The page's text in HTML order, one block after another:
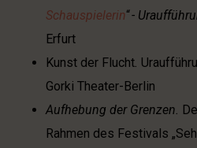
Schauspielerin“-
Erfurt
Kunst der Flucht
Gorki Theater-Berlin
Aufhebung der Grenzen.
Rahmen des Festivals